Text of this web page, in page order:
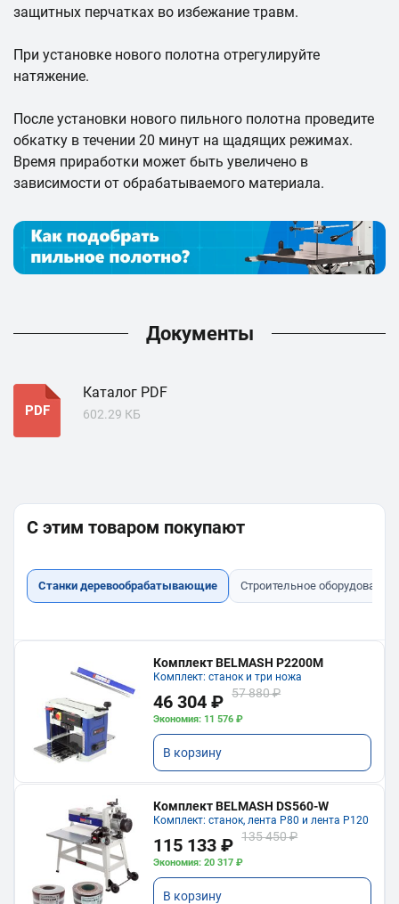
защитных перчатках во избежание травм.
При установке нового полотна отрегулируйте
натяжение.
После установки нового пильного полотна проведите
обкатку в течении 20 минут на щадящих режимах.
Время приработки может быть увеличено в
зависимости от обрабатываемого материала.
Документы
PDF
Каталог PDF
602.29 КБ
С этим товаром покупают
Станки деревообрабатывающие Строительное оборудование
Комплект BELMASH P2200M
Комплект: станок и три ножа
46 304 ₽ 57 880 ₽
Экономия: 11 576 ₽
В корзину
Комплект BELMASH DS560-W
Комплект: станок, лента P80 и лента P120
115 133 ₽ 135 450 ₽
Экономия: 20 317 ₽
В корзину